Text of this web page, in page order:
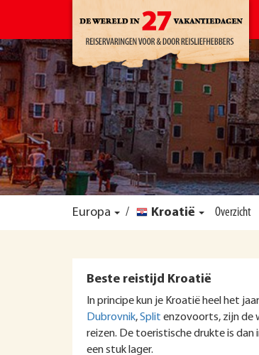
Europa / Kroatië Overzicht
Beste reistijd Kroatië
In principe kun je Kroatië heel het
Dubrovnik,Split enzovoorts, zijn de
reizen. De toeristische drukte is
een stuk lager.